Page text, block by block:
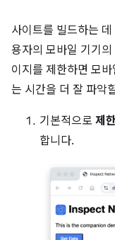
사이트를 빌드하는
용자의 모바일 기기
이지를 제한하면 모
는 시간을 더 잘 파악
기본적으로 제
합니다.